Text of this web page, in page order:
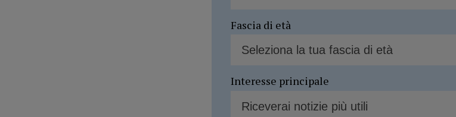
Fascia di età
Interesse principale